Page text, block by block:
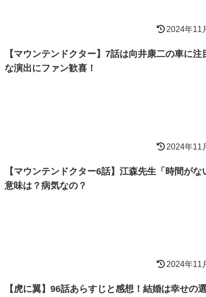
2024年11
【マウンテンドクター】7話は向井康二の車に注
な演出にファン歓喜！
2024年11
【マウンテンドクター6話】江森先生「時間がな
意味は？病気なの？
2024年11
【虎に翼】96話あらすじと感想！結婚は幸せの